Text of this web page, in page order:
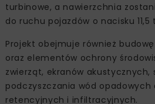
turbinowe, a nawierzchnia
do ruchu pojazdów o nacisku 11,5
Projekt obejmuje również
oraz elementów ochrony
zwierząt, ekranów akustycznych,
podczyszczania wód opadowych
retencyjnych i infiltracyjnych.